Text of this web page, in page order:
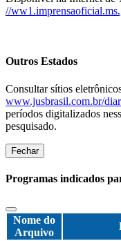
//
Outros Estados
Consultar sítios
www.jusbrasil.com.br/
períodos digitalizados
pesquisado.
Fechar
Programas indicados
Nome do
Arquivo